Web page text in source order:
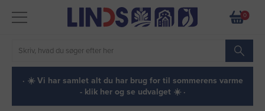
0
· ☀️ Vi har samlet alt du har brug for til sommerens varme
- klik her og se udvalget ☀️ ·